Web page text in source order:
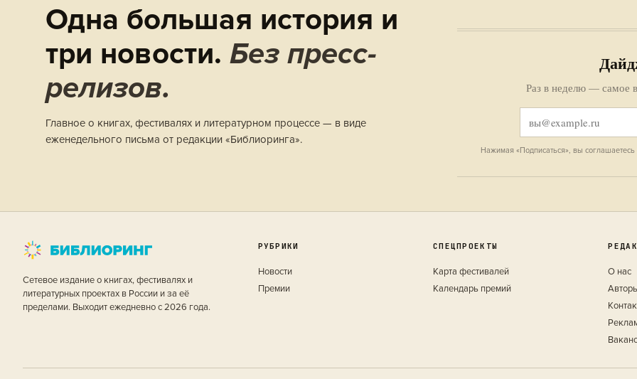
Одна большая история и
три новости. Без пресс-
релизов.
Главное о книгах, фестивалях и литературном процессе — в виде
еженедельного письма от редакции «Библиоринга».
Раз в неделю — самое
Нажимая «Подписаться», вы соглашаетесь
Сетевое издание о книгах, фестивалях и
литературных проектах в России и за её
пределами. Выходит ежедневно с 2026 года.
РУБРИКИ
Новости
Премии
СПЕЦПРОЕКТЫ
Карта фестивалей
Календарь премий
О нас